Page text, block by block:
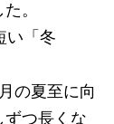
。
い「冬
の夏至に向
ずつ長くな